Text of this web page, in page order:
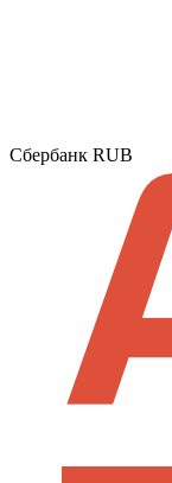
Сбербанк RUB